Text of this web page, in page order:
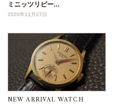
ミニッツリピー...
2020年11月27日
NEW ARRIVAL WATCH